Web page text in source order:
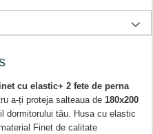
cu elastic+ 2 fete de perna
a-ți proteja salteaua de 180x200
dormitorului tău. Husa cu elastic
Finet de calitate